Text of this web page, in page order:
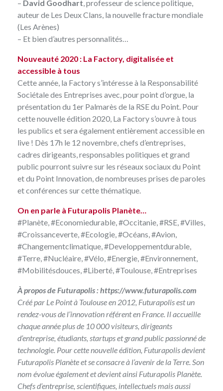
– David Goodhart , professeur de science politique,
auteur de Les Deux Clans, la nouvelle fracture mondiale
(Les Arènes)
– Et bien d’autres personnalités…
Nouveauté 2020 : La Factory, digitalisée et
accessible à tous
Cette année, la Factory s’intéresse à la Responsabilité
Sociétale des Entreprises avec, pour point d’orgue, la
présentation du 1er Palmarès de la RSE du Point. Pour
cette nouvelle édition 2020, La Factory s’ouvre à tous
les publics et sera également entièrement accessible en
live ! Dès 17h le 12 novembre, chefs d’entreprises,
cadres dirigeants, responsables politiques et grand
public pourront suivre sur les réseaux sociaux du Point
et du Point Innovation, de nombreuses prises de paroles
et conférences sur cette thématique.
On en parle à Futurapolis Planète…
#Planète, #Economiedurable, #Occitanie, #RSE, #Villes,
#Croissanceverte, #Ecologie, #Océans, #Avion,
#Changementclimatique, #Developpementdurable,
#Terre, #Nucléaire, #Vélo, #Energie, #Environnement,
#Mobilitésdouces, #Liberté, #Toulouse, #Entreprises
À propos de Futurapolis : https://www.futurapolis.com
Créé par Le Point à Toulouse en 2012, Futurapolis est un
rendez-vous de l’innovation référent en France. Il accueille
chaque année plus de 10 000 visiteurs, dirigeants
d’entreprise, étudiants, startups et grand public passionné de
technologie. Pour cette nouvelle édition, Futurapolis devient
Futurapolis Planète et se consacre à l’avenir de la Terre. Son
nom évolue également et devient ainsi Futurapolis Planète.
Chefs d’entreprise, scientifiques, intellectuels mais aussi